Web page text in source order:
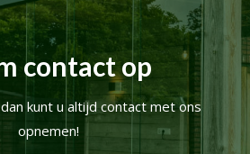
contact op
kunt u altijd contact met ons
opnemen!